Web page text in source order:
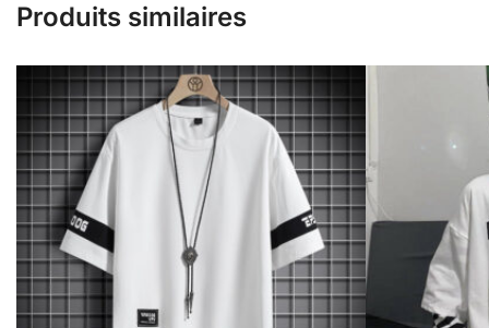
Produits similaires